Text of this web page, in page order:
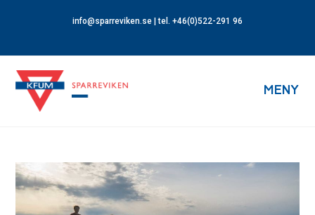
info@sparreviken.se | tel. +46(0)522-291 96
MENY